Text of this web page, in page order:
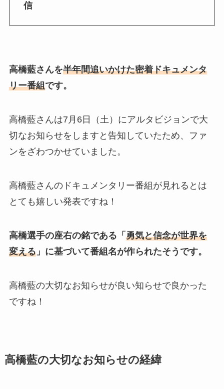
信
高橋藍さんを半年間追いかけた密着ドキュメンタ
リー番組です。
高橋藍さんは7月6日（土）にアルタビジョンで大
切なお知らせをしますと告知していたため、ファ
ンをざわつかせていました。
高橋藍さんのドキュメンタリー番組が見れるとは
とても嬉しい発表ですね！
高橋選手の座右の銘である「 勇気と信念が世界を
変える」に基づいて番組名が作られたそうです。
高橋藍の大切なお知らせが良い知らせで良かった
ですね！
高橋藍の大切なお知らせの経緯